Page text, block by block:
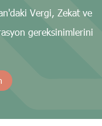
Vergi, Zekat ve
gereksinimlerini